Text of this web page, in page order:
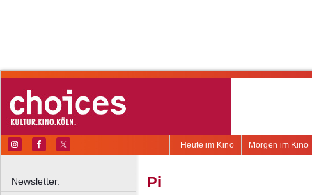
Morgen im Kino
Heute im Kino
Newsletter.
Pi